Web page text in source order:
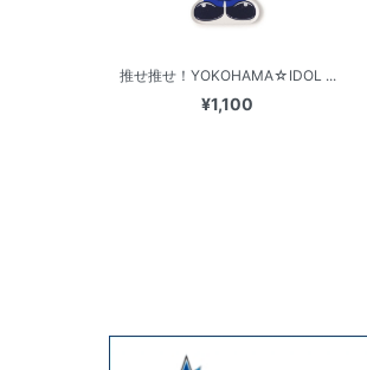
推せ推せ！YOKOHAMA☆IDOL ...
¥1,100